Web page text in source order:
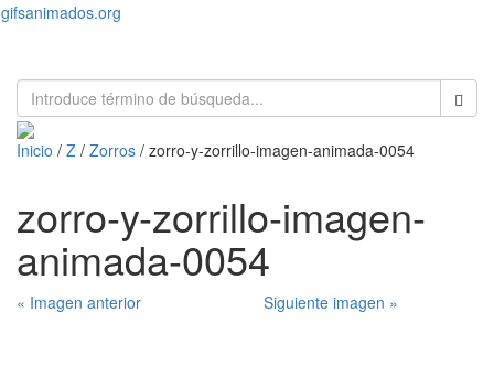
gifsanimados.org
Inicio / Z / Zorros / zorro-y-zorrillo-imagen-animada-0054
zorro-y-zorrillo-imagen-
animada-0054
« Imagen anterior Siguiente imagen »